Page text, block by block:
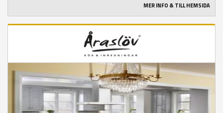
MER INFO & TILL HEMSIDA